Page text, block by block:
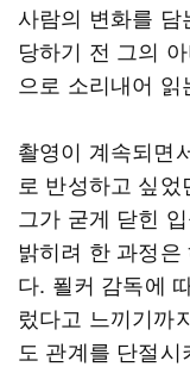
사람의 변화를
당하기 전 그의
으로 소리내어
촬영이 계속되면
로 반성하고 싶
그가 굳게 닫힌
밝히려 한 과정
다. 푈커 감독에
렀다고 느끼기까
도 관계를 단절